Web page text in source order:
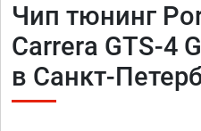
Чип тюнинг
Carrera GTS-4
в Санкт-